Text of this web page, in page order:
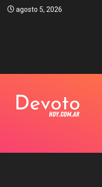
agosto 5, 2026